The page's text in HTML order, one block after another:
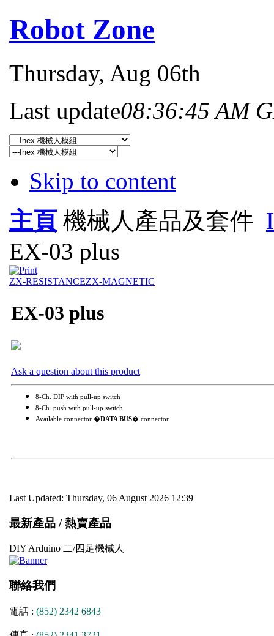
Robot Zone
Thursday, Aug 06th
Last update08:36:45 AM
Skip to content
主頁 機械人產品及套件
EX-03 plus
ZX-RESISTANCEZX-MAGNETIC
EX-03 plus
Ask a question about this product
8-Ch. DIP with pull-up switch
8-Ch. push with pull-up switch
Available connector �DATA BUS� connector
Last Updated: Thursday, 06 August 2026 12:39
最新產品 / 熱賣產品
DIY Arduino 二/四足機械人
聯絡我們
電話 : (852) 2342 6843